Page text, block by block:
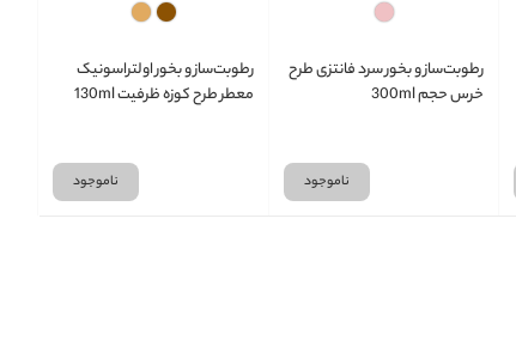
رطوبت‌ساز و بخور سرد فانتزی طرح
خرس حجم 300ml
ناموجود
رطوبت‌ساز و بخور اولتراسونیک
معطر طرح کوزه ظرفیت 130ml
ناموجود